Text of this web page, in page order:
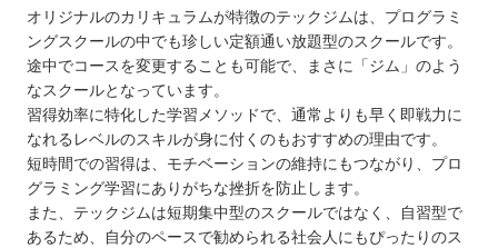
オリジナルのカリキュラムが特徴のテックジムは、プログラミ
ングスクールの中でも珍しい定額通い放題型のスクールです。
途中でコースを変更することも可能で、まさに「ジム」のよう
なスクールとなっています。
習得効率に特化した学習メソッドで、通常よりも早く即戦力に
なれるレベルのスキルが身に付くのもおすすめの理由です。
短時間での習得は、モチベーションの維持にもつながり、プロ
グラミング学習にありがちな挫折を防止します。
また、テックジムは短期集中型のスクールではなく、自習型で
あるため、自分のペースで勧められる社会人にもぴったりのス